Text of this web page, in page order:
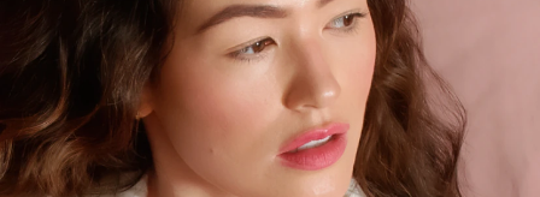
我的设备
我的订单
我的地址
FAQ™ Pure Beauty-Tech Elixir
English Deutsch
Español
Français
Português
Polski
Svenska
Русский
Türkçe
简体中文 繁體中文